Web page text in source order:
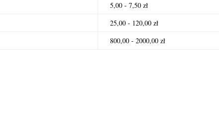
5,00 - 7,50 zł
25,00 - 120,00 zł
800,00 - 2000,00 zł